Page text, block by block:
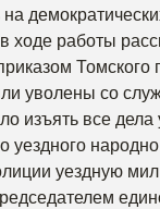
ходе работы
Томского
уволены со
изъять все
уездного
уездную